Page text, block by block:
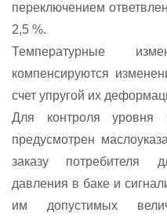
переключением
2,5 %.
Температурные
компенсируются
счет упругой их
Для контроля уровня
предусмотрен
заказу потребителя
давления в баке и
им допустимых